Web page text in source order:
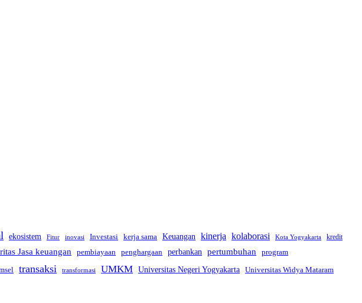
ekosistem Fitur inovasi Investasi kerja sama Keuangan kinerja kolaborasi Kota Yogyakarta kredit
Jasa keuangan pembiayaan penghargaan perbankan pertumbuhan program
transaksi transformasi UMKM Universitas Negeri Yogyakarta Universitas Widya Mataram